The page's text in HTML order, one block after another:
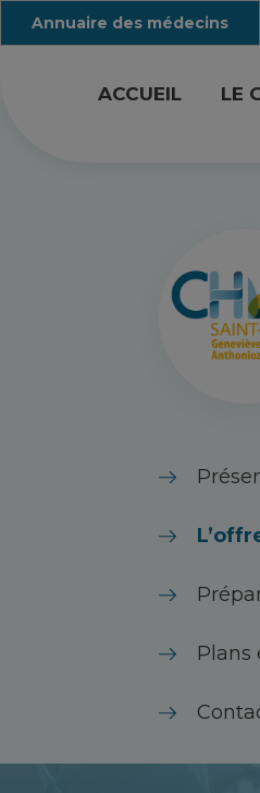
Annuaire des médecins
ACCUEIL LE
Plans